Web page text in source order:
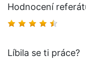
Hodnocení
Líbila se ti práce?